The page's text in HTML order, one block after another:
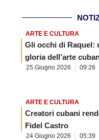
ARTE E CULTURA
Gli occhi di Raquel:
gloria dell’arte
25 Giugno 2026 09:26
ARTE E CULTURA
Creatori cubani
Fidel Castro
24 Giugno 2026 05:39